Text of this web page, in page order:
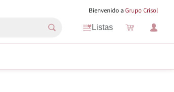
Bienvenido aGrupo Crisol
Listas